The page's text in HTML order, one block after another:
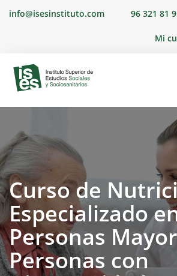
Skipinfo@isesinstituto.com 96 321 81
Mi
Curso de
Especializado
Personas
Personas con